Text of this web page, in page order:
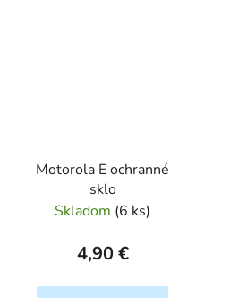
Motorola E ochranné
sklo
Skladom (6 ks)
4,90 €